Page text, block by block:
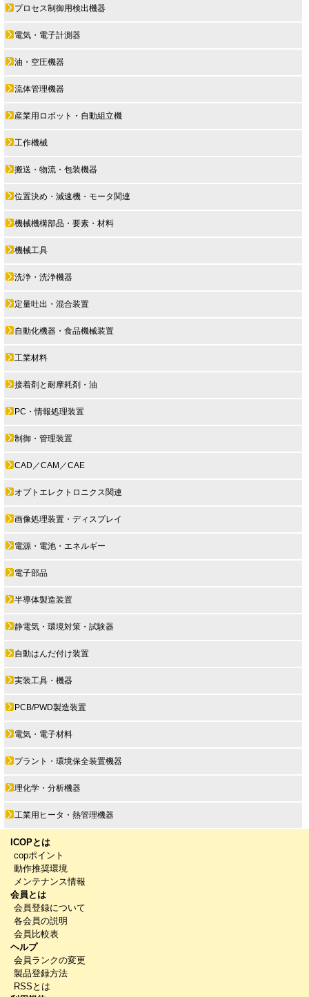
プロセス制御用検出機器
電気・電子計測器
油・空圧機器
流体管理機器
産業用ロボット・自動組立機
工作機械
搬送・物流・包装機器
位置決め・減速機・モータ関連
機械機構部品・要素・材料
機械工具
洗浄・洗浄機器
定量吐出・混合装置
自動化機器・食品機械装置
工業材料
接着剤と耐摩耗剤・油
PC・情報処理装置
制御・管理装置
CAD／CAM／CAE
オプトエレクトロニクス関連
画像処理装置・ディスプレイ
電源・電池・エネルギー
電子部品
半導体製造装置
静電気・環境対策・試験器
自動はんだ付け装置
実装工具・機器
PCB/PWD製造装置
電気・電子材料
プラント・環境保全装置機器
理化学・分析機器
工業用ヒータ・熱管理機器
ICOPとは
copポイント
動作推奨環境
メンテナンス情報
会員とは
会員登録について
各会員の説明
会員比較表
ヘルプ
会員ランクの変更
製品登録方法
RSSとは